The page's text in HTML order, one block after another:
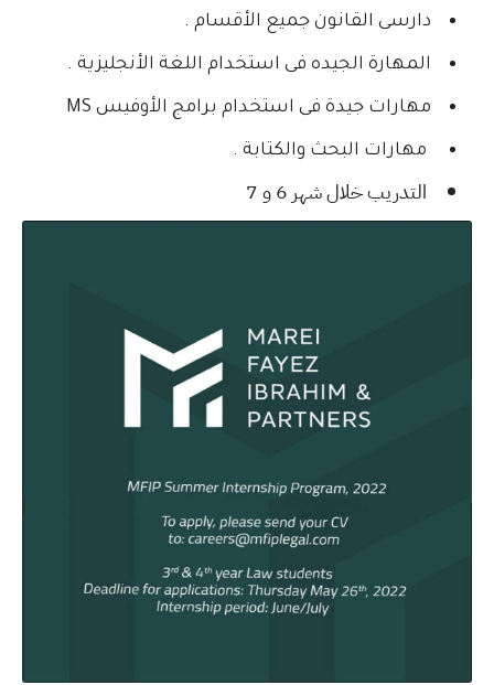
دارسى القانون جميع الأقسام .
المهارة الجيده فى استخدام اللغة الأنجليزية .
مهارات جيدة فى استخدام برامج الأوفيس MS
مهارات البحث والكتابة .
التدريب خلال شهر 6 و 7